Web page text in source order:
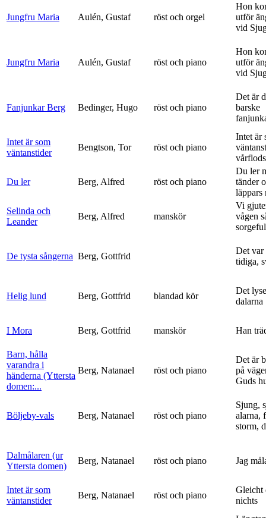
Jungfru Maria Aulén, Gustaf röst och orgel
Hon
utför
vid
Jungfru Maria Aulén, Gustaf röst och piano
Hon
utför
vid
Fanjunkar Berg Bedinger, Hugo röst och piano
Det är
barske
Intet är som
väntanstider
Bengtson, Tor röst och piano
Intet är
Du ler Berg, Alfred röst och piano
Du ler
tänder
läppars
Selinda och
Leander
Berg, Alfred manskör
Vi
vågen
De tysta sångerna Berg, Gottfrid
Det var
tidiga,
Helig lund Berg, Gottfrid blandad kör
Det
dalarna
I Mora Berg, Gottfrid manskör Han
Barn, hålla
varandra i
händerna (Yttersta
domen:...
Berg, Natanael röst och piano
Det är
på
Guds
Böljeby-vals Berg, Natanael röst och piano
Sjung,
alarna,
storm,
Dalmålaren (ur
Yttersta domen)
Berg, Natanael röst och piano Jag
Intet är som
väntanstider
Berg, Natanael röst och piano
Gleicht
nichts